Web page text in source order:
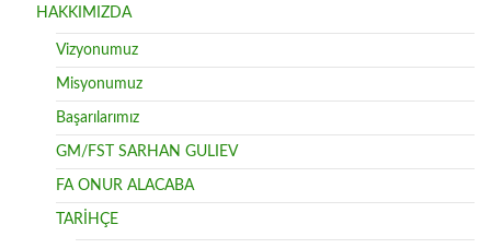
HAKKIMIZDA
Vizyonumuz
Misyonumuz
Başarılarımız
GM/FST SARHAN GULIEV
FA ONUR ALACABA
TARİHÇE